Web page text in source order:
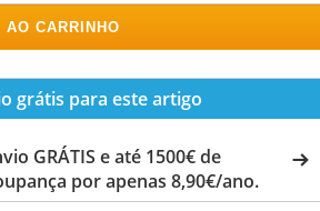
AO CARRINHO
grátis para este artigo
GRÁTIS e até 1500€ de
por apenas 8,90€/ano.